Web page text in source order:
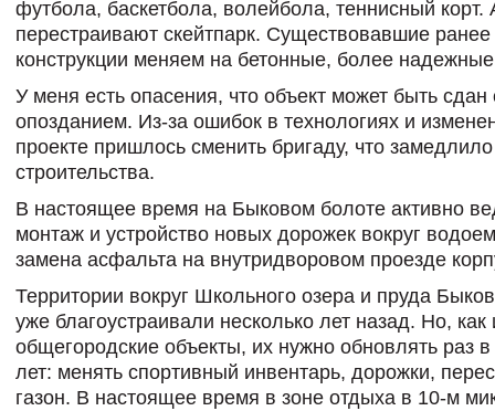
футбола, баскетбола, волейбола, теннисный корт.
перестраивают скейтпарк. Существовавшие
конструкции меняем на бетонные, более
У меня есть опасения, что объект может быть сдан
опозданием. Из-за ошибок в технологиях и
проекте пришлось сменить бригаду, что
строительства.
В настоящее время на Быковом болоте активно
монтаж и устройство новых дорожек вокруг
замена асфальта на внутридворовом проезде
Территории вокруг Школьного озера и пруда
уже благоустраивали несколько лет назад. Но,
общегородские объекты, их нужно обновлять раз в
лет: менять спортивный инвентарь, дорожки,
газон. В настоящее время в зоне отдыха в 10-м